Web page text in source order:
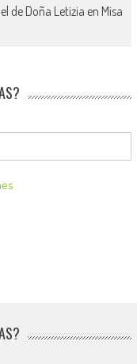
de Doña Letizia en Misa